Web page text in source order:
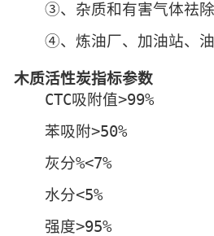
③、杂质和有害气体祛除
④、炼油厂、加油站、油
木质活性炭指标参数
CTC吸附值>99%
苯吸附>50%
灰分%<7%
水分<5%
强度>95%